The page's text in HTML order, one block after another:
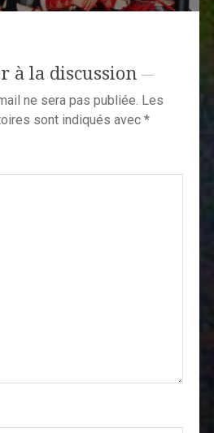
à la discussion
ne sera pas publiée. Les
sont indiqués avec *